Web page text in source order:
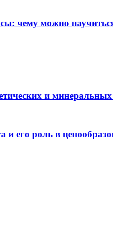
чему можно
и
и его роль в